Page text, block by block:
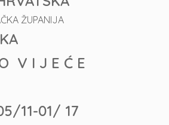
ŽUPANIJA
V I J E Ć E
11-01/ 17